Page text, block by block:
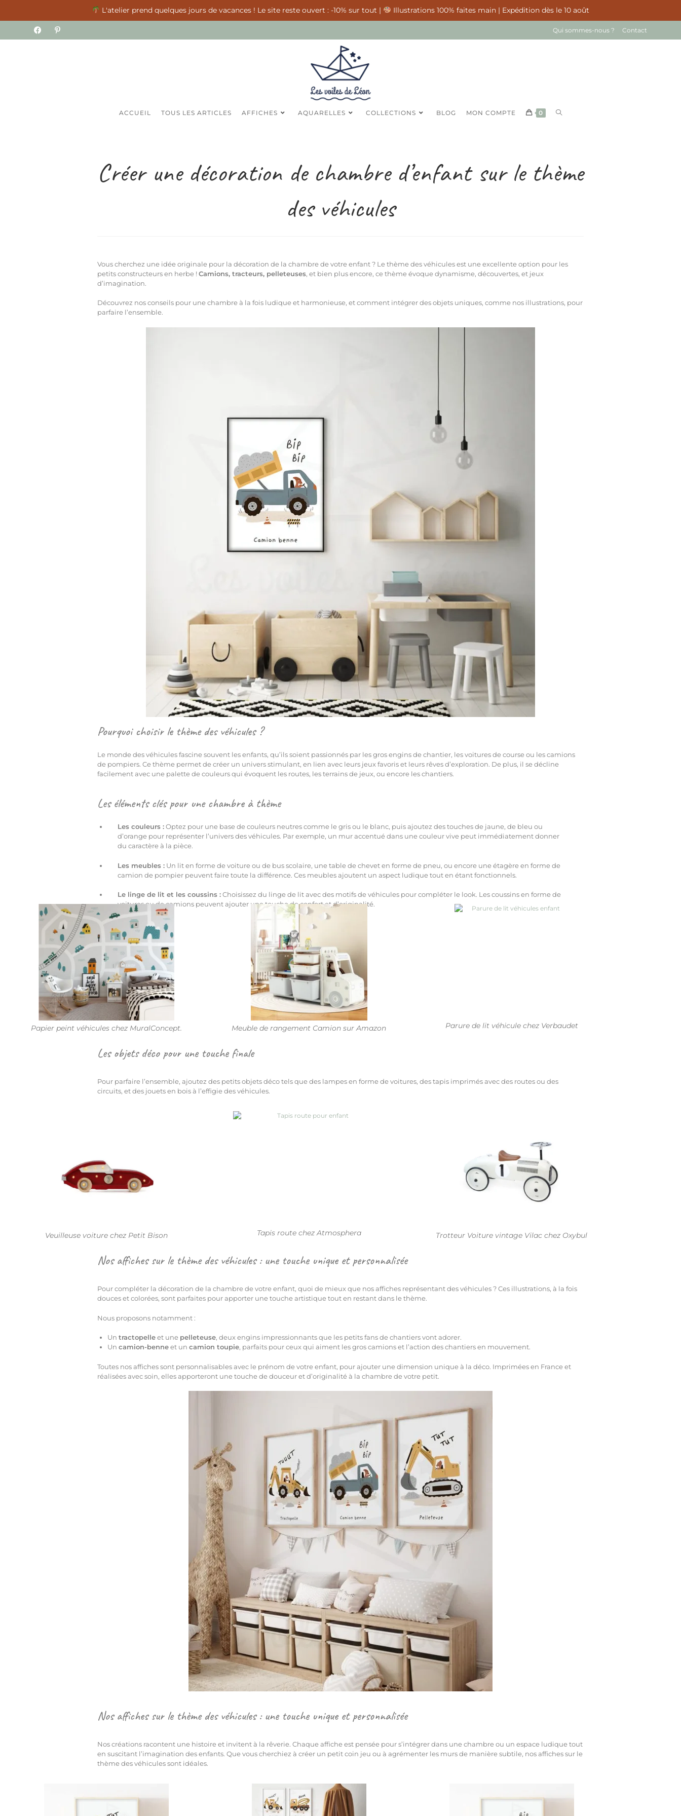
L'atelier prend quelques jours de vacances ! Le site reste ouvert : -10% sur tout | Illustrations 100% faites main | Expédition dès le 10 août
Qui sommes-nous ? Contact
ACCUEIL TOUS LES ARTICLES AFFICHES AQUARELLES COLLECTIONS BLOG MON COMPTE 0
Créer une décoration de chambre d’enfant sur le thème
des véhicules
Vous cherchez une idée originale pour la décoration de la chambre de votre enfant ? Le thème des véhicules est une excellente option pour les
petits constructeurs en herbe !Camions, tracteurs, pelleteuses, et bien plus encore, ce thème évoque dynamisme, découvertes, et jeux
d’imagination.
Découvrez nos conseils pour une chambre à la fois ludique et harmonieuse, et comment intégrer des objets uniques, comme nos illustrations, pour
parfaire l’ensemble.
Pourquoi choisir le thème des véhicules ?
Le monde des véhicules fascine souvent les enfants, qu’ils soient passionnés par les gros engins de chantier, les voitures de course ou les camions
de pompiers. Ce thème permet de créer un univers stimulant, en lien avec leurs jeux favoris et leurs rêves d’exploration. De plus, il se décline
facilement avec une palette de couleurs qui évoquent les routes, les terrains de jeux, ou encore les chantiers.
Les éléments clés pour une chambre à thème
Les couleurs :Optez pour une base de couleurs neutres comme le gris ou le blanc, puis ajoutez des touches de jaune, de bleu ou
d’orange pour représenter l’univers des véhicules. Par exemple, un mur accentué dans une couleur vive peut immédiatement donner
du caractère à la pièce.
Les meubles : Un lit en forme de voiture ou de bus scolaire, une table de chevet en forme de pneu, ou encore une étagère en forme de
camion de pompier peuvent faire toute la différence. Ces meubles ajoutent un aspect ludique tout en étant fonctionnels.
Le linge de lit et les coussins :Choisissez du linge de lit avec des motifs de véhicules pour compléter le look. Les coussins en forme de
voitures ou de camions peuvent ajouter une touche de confort et d’originalité.
Papier peint véhicules chez MuralConcept. Meuble de rangement Camion sur Amazon Parure de lit véhicule chez Verbaudet
Les objets déco pour une touche finale
Pour parfaire l’ensemble, ajoutez des petits objets déco tels que des lampes en forme de voitures, des tapis imprimés avec des routes ou des
circuits, et des jouets en bois à l’effigie des véhicules.
Veuilleuse voiture chez Petit Bison Tapis route chez Atmosphera Trotteur Voiture vintage Vilac chez Oxybul
Nos affiches sur le thème des véhicules : une touche unique et personnalisée
Pour compléter la décoration de la chambre de votre enfant, quoi de mieux que nos affiches représentant des véhicules ? Ces illustrations, à la fois
douces et colorées, sont parfaites pour apporter une touche artistique tout en restant dans le thème.
Nous proposons notamment :
Un tractopelleet une pelleteuse, deux engins impressionnants que les petits fans de chantiers vont adorer.
Un camion-benneet un camion toupie, parfaits pour ceux qui aiment les gros camions et l’action des chantiers en mouvement.
Toutes nos affiches sont personnalisables avec le prénom de votre enfant, pour ajouter une dimension unique à la déco. Imprimées en France et
réalisées avec soin, elles apporteront une touche de douceur et d’originalité à la chambre de votre petit.
Nos affiches sur le thème des véhicules : une touche unique et personnalisée
Nos créations racontent une histoire et invitent à la rêverie. Chaque affiche est pensée pour s’intégrer dans une chambre ou un espace ludique tout
en suscitant l’imagination des enfants. Que vous cherchiez à créer un petit coin jeu ou à agrémenter les murs de manière subtile, nos affiches sur le
thème des véhicules sont idéales.